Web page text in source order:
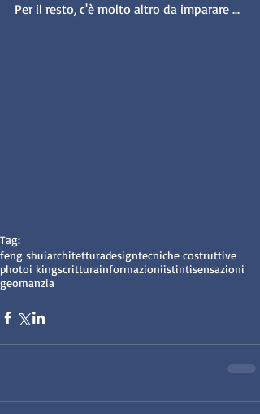
Per il resto, c'è molto altro da imparare ...
Tag:
feng shuiarchitetturadesigntecniche costruttive
photoi kingscritturainformazioniistintisensazioni
geomanzia